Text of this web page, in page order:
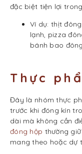
đặc biệt tiện lợi
Ví dụ: thịt
lạnh, pizza
bánh bao
Thực
Đây là nhóm thực
trước khi đóng kín
dài mà không cần
đóng hộp thường
mang theo hoặc dự